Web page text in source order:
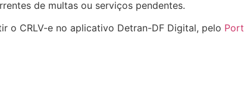
de multas ou serviços pendentes.
o CRLV-e no aplicativo Detran-DF Digital, pelo